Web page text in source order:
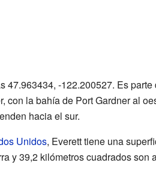
47.963434, -122.200527. Es
con la bahía de Port Gardner al
hacia el sur.
Unidos, Everett tiene una
y 39,2 kilómetros cuadrados